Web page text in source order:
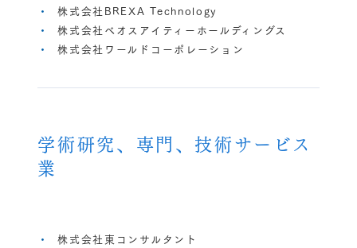
株式会社BREXA Technology
株式会社ベオスアイティーホールディングス
株式会社ワールドコーポレーション
学術研究、専門、技術サービス
業
株式会社東コンサルタント